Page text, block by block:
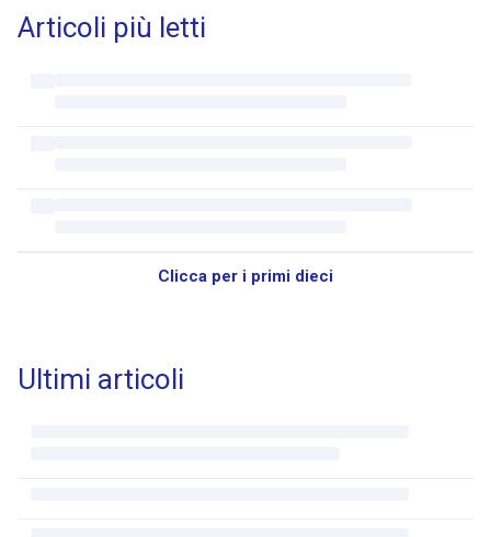
Articoli più letti
Clicca per i primi dieci
Ultimi articoli